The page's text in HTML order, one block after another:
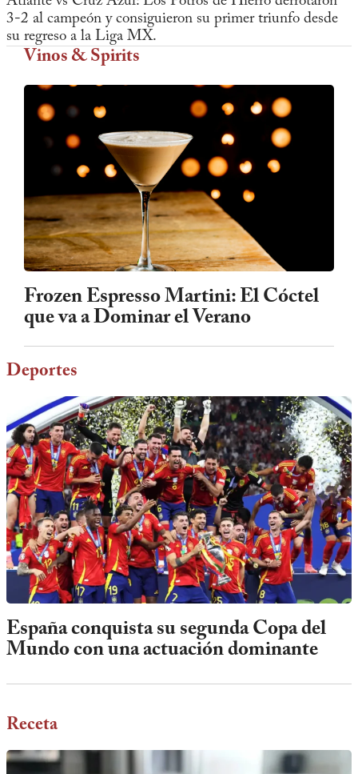
Deportes
España conquista su segunda Copa del
Mundo con una actuación dominante
Receta
3-2 al campeón y consiguieron su primer triunfo desde
su regreso a la Liga MX.
Vinos & Spirits
Frozen Espresso Martini: El Cóctel
que va a Dominar el Verano